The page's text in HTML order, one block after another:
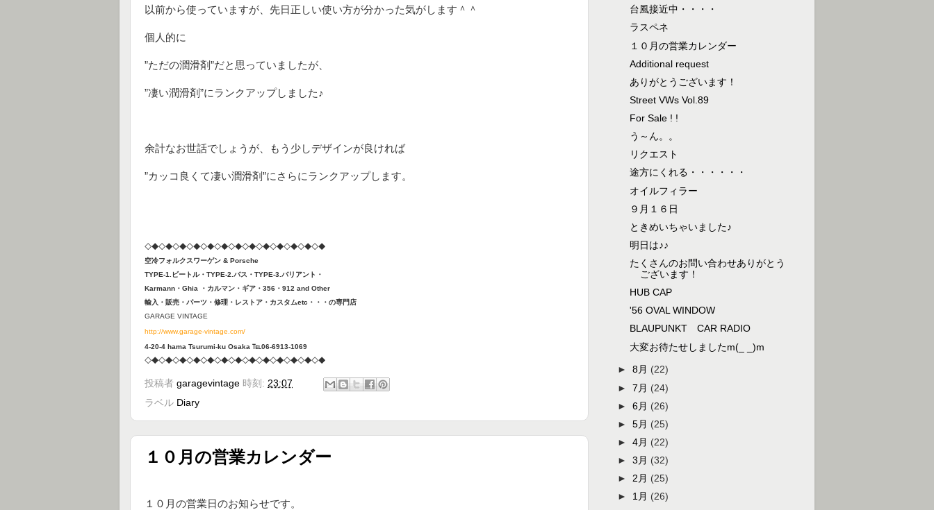
以前から使っていますが、先日正しい使い方が分かった気がします＾＾
個人的に
”ただの潤滑剤”だと思っていましたが、
”凄い潤滑剤”にランクアップしました♪
余計なお世話でしょうが、もう少しデザインが良ければ
”カッコ良くて凄い潤滑剤”にさらにランクアップします。
◇◆◇◆◇◆◇◆◇◆◇◆◇◆◇◆◇◆◇◆◇◆◇◆◇◆
空冷フォルクスワーゲン & Porsche
TYPE-1.ビートル・TYPE-2.バス・TYPE-3.バリアント・
Karmann・Ghia ・カルマン・ギア・356・912 and Other
輸入・販売・パーツ・修理・レストア・カスタムetc・・・の専門店
GARAGE VINTAGE
http://www.garage-vintage.com/
4-20-4 hama Tsurumi-ku Osaka ℡06-6913-1069
◇◆◇◆◇◆◇◆◇◆◇◆◇◆◇◆◇◆◇◆◇◆◇◆◇◆
投稿者 garagevintage 時刻: 23:07
ラベル Diary
１０月の営業カレンダー
１０月の営業日のお知らせです。
台風接近中・・・・
ラスペネ
１０月の営業カレンダー
Additional request
ありがとうございます！
Street VWs Vol.89
For Sale ! !
う～ん。。
リクエスト
途方にくれる・・・・・・
オイルフィラー
９月１６日
ときめいちゃいました♪
明日は♪♪
たくさんのお問い合わせありがとう
ございます！
HUB CAP
'56 OVAL WINDOW
BLAUPUNKT CAR RADIO
大変お待たせしましたm(_ _)m
►8月 (22)
►7月 (24)
►6月 (26)
►5月 (25)
►4月 (22)
►3月 (32)
►2月 (25)
► 1月 (26)